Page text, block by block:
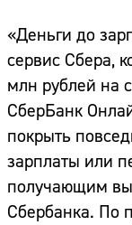
«Деньги до
сервис Сбера,
млн рублей на
СберБанк
покрыть
зарплаты или
получающим
Сбербанка. По